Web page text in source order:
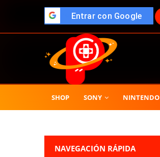
Entrar con Google
SHOP SONY NINTENDO
NAVEGACIÓN RÁPIDA